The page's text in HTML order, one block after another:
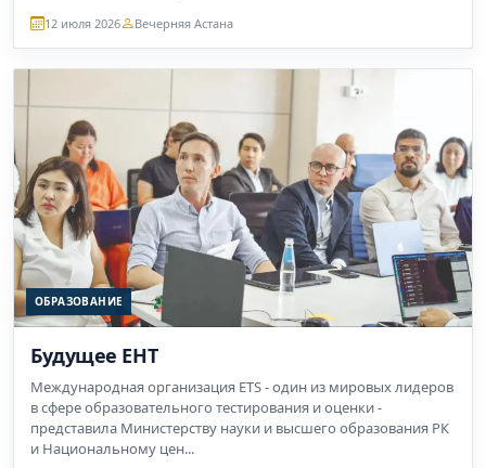
12 июля 2026 Вечерняя Астана
ОБРАЗОВАНИЕ
Будущее ЕНТ
Международная организация ETS - один из мировых лидеров
в сфере образовательного тестирования и оценки -
представила Министерству науки и высшего образования РК
и Национальному цен...